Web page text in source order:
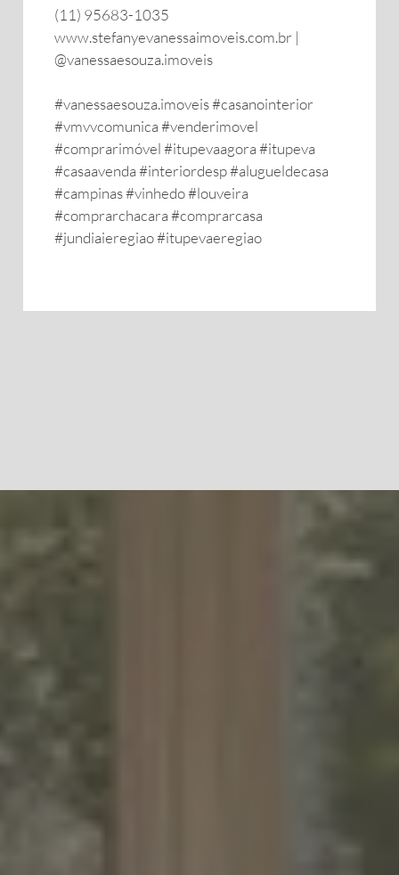
(11) 95683-1035
www.stefanyevanessaimoveis.com.br |
@vanessaesouza.imoveis
#vanessaesouza.imoveis #casanointerior
#vmvvcomunica #venderimovel
#comprarimóvel #itupevaagora #itupeva
#casaavenda #interiordesp #alugueldecasa
#campinas #vinhedo #louveira
#comprarchacara #comprarcasa
#jundiaieregiao #itupevaeregiao